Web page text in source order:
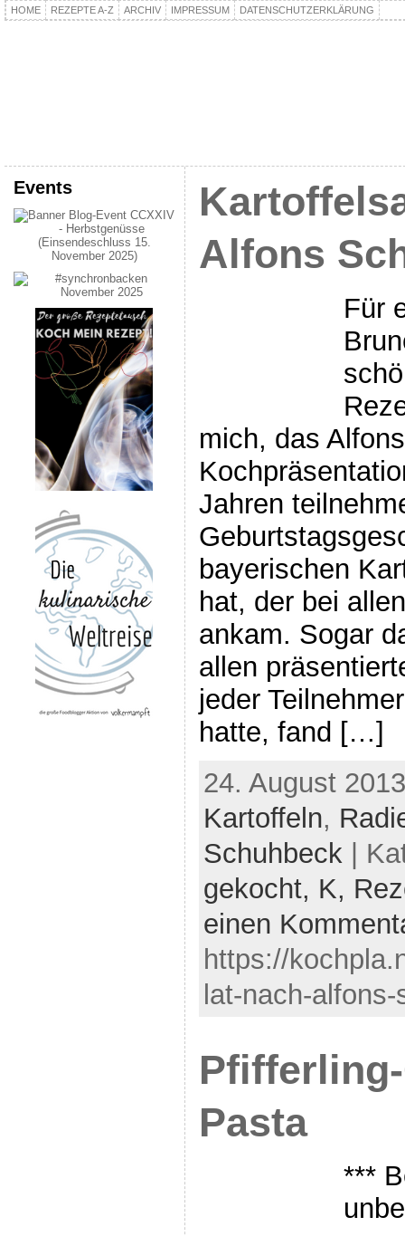
HOME REZEPTE A-Z ARCHIV IMPRESSUM DATENSCHUTZERKLÄRUNG
Events
Alfons
Für
mich, das
Jahren
bayerischen
hat, der bei
ankam. Sogar
allen
jeder
hatte, fand […]
24. August
Kartoffeln,
Schuhbeck |
gekocht, K,
einen
https://
lat-nach-
Pasta
***